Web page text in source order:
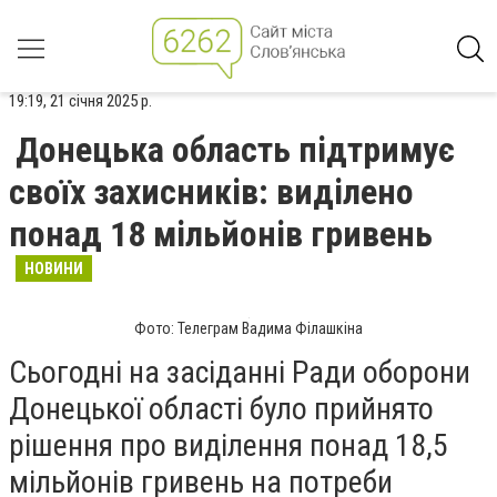
19:19, 21 січня 2025 р.
Донецька область підтримує
своїх захисників: виділено
понад 18 мільйонів гривень
НОВИНИ
Фото: Телеграм Вадима Філашкіна
Сьогодні на засіданні Ради оборони
Донецької області було прийнято
рішення про виділення понад 18,5
мільйонів гривень на потреби